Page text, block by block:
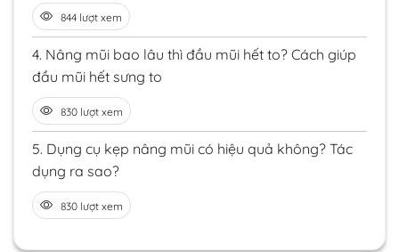
844 lượt xem
4. Nâng mũi bao lâu thì đầu mũi hết to? Cách giúp
đầu mũi hết sưng to
830 lượt xem
5. Dụng cụ kẹp nâng mũi có hiệu quả không? Tác
dụng ra sao?
830 lượt xem